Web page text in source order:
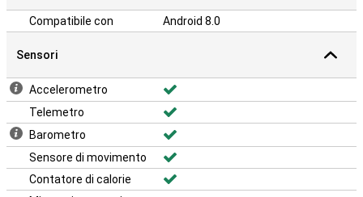
Compatibile con Android 8.0
Sensori
Accelerometro
Telemetro
Barometro
Sensore di movimento
Contatore di calorie